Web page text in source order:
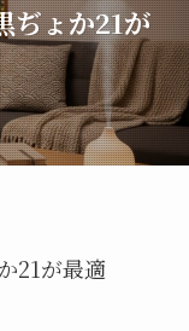
ぢょか21が
21が最適